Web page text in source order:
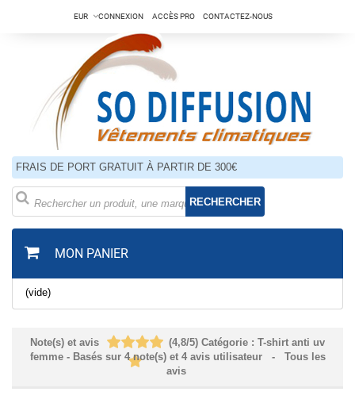
EUR CONNEXION ACCÈS PRO CONTACTEZ-NOUS
FRAIS DE PORT GRATUIT À PARTIR DE 300€
RECHERCHER
MON PANIER
(vide)
Note(s) et avis (4,8/5) Catégorie : T-shirt anti uv
femme- Basés sur 4note(s) et 4avis utilisateur
- Tous les
avis